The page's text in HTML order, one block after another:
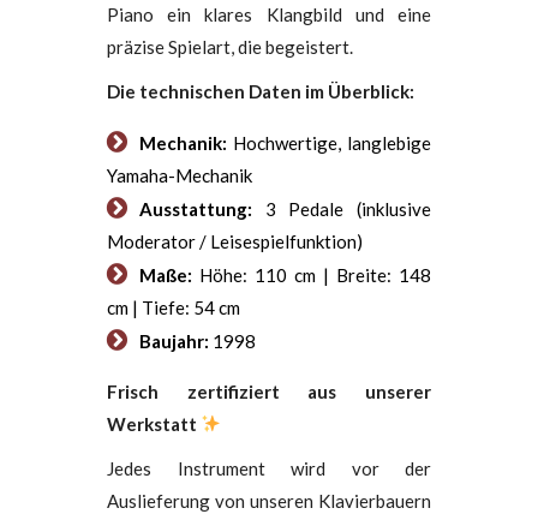
Piano ein klares Klangbild und eine
präzise Spielart, die begeistert.
Die technischen Daten im Überblick:
Mechanik: Hochwertige, langlebige
Yamaha-Mechanik
Ausstattung: 3 Pedale (inklusive
Moderator / Leisespielfunktion)
Maße: Höhe: 110 cm | Breite: 148
cm | Tiefe: 54 cm
Baujahr: 1998
Frisch zertifiziert aus unserer
Werkstatt
Jedes Instrument wird vor der
Auslieferung von unseren Klavierbauern